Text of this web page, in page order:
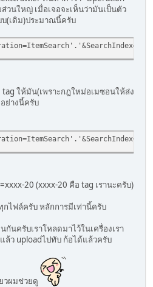
วนใหญ่ เมื่อเจอจะเห็นว่ามันเป็นตัว
(เดิม)ประมาณนี้ครับ
ให้มัน(เพราะกฎใหม่อเมซอนให้ส่ง
ย่างนี้ครับ
20 (xxxx-20 คือ tag เรานะครับ)
ไฟล์ครับ หลักการมีเท่านี้ครับ
นครับเราโหลดมาไว้ในเครื่องเรา
ว uploadไปทับ ก้อได้แล้วครับ
วผมช่วยดู